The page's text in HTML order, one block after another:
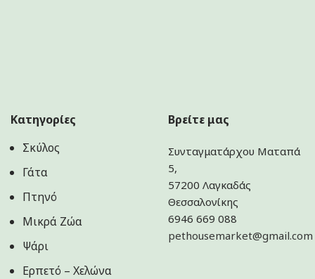
Κατηγορίες
Σκύλος
Γάτα
Πτηνό
Μικρά Ζώα
Ψάρι
Ερπετό – Χελώνα
Βρείτε μας
Συνταγματάρχου Ματαπά
5,
57200 Λαγκαδάς
Θεσσαλονίκης
6946 669 088
pethousemarket@gmail.com